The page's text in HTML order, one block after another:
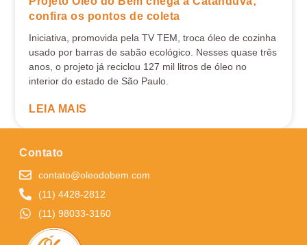
confira os pontos de coleta
Iniciativa, promovida pela TV TEM, troca óleo de cozinha
usado por barras de sabão ecológico. Nesses quase três
anos, o projeto já reciclou 127 mil litros de óleo no
interior do estado de São Paulo.
LEIA MAIS
Contato
contato@oleodobem.com
(11) 4428-2812
(11) 98033-3160